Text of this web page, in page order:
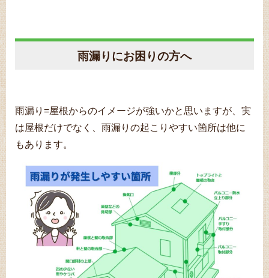
雨漏りにお困りの方へ
雨漏り=屋根からのイメージが強いかと思いますが、実
は屋根だけでなく、雨漏りの起こりやすい箇所は他に
もあります。